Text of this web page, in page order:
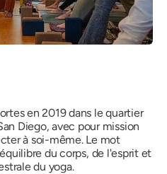
en 2019 dans le quartier
Diego, avec pour mission
à soi-même. Le mot
du corps, de l'esprit et
du yoga.